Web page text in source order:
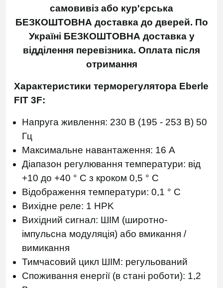
самовивіз або кур'єрська
БЕЗКОШТОВНА доставка до дверей. По
Україні БЕЗКОШТОВНА доставка у
відділення перевізника. Оплата після
отримання
Характеристики терморегулятора Eberle
FIT 3F:
Напруга живлення: 230 В (195 - 253 B) 50
Гц
Максимальне навантаження: 16 А
Діапазон регулювання температури: від
+10 до +40 ° C з кроком 0,5 ° C
Відображення температури: 0,1 ° C
Вихідне реле: 1 HPK
Вихідний сигнал: ШІМ (широтно-
імпульсна модуляція) або вмикання /
вимикання
Тимчасовий цикл ШІМ: регульований
Споживання енергії (в стані роботи): 1,2